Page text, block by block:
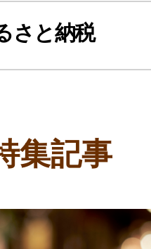
ュレーション
レルワーカー
・フリーラン
さと納税
集記事